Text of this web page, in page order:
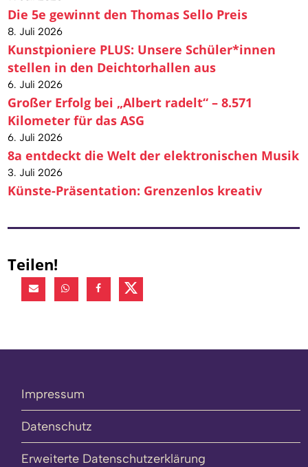
Die 5e gewinnt den Thomas Sello Preis
8. Juli 2026
Kunstpioniere PLUS: Unsere Schüler*innen
stellen in den Deichtorhallen aus
6. Juli 2026
Großer Erfolg bei „Albert radelt“ – 8.571
Kilometer für das ASG
6. Juli 2026
8a entdeckt die Welt der elektronischen Musik
3. Juli 2026
Künste-Präsentation: Grenzenlos kreativ
Teilen!
Impressum
Datenschutz
Erweiterte Datenschutzerklärung